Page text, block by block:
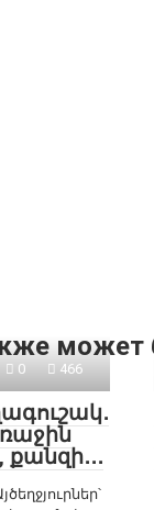
может
0 466